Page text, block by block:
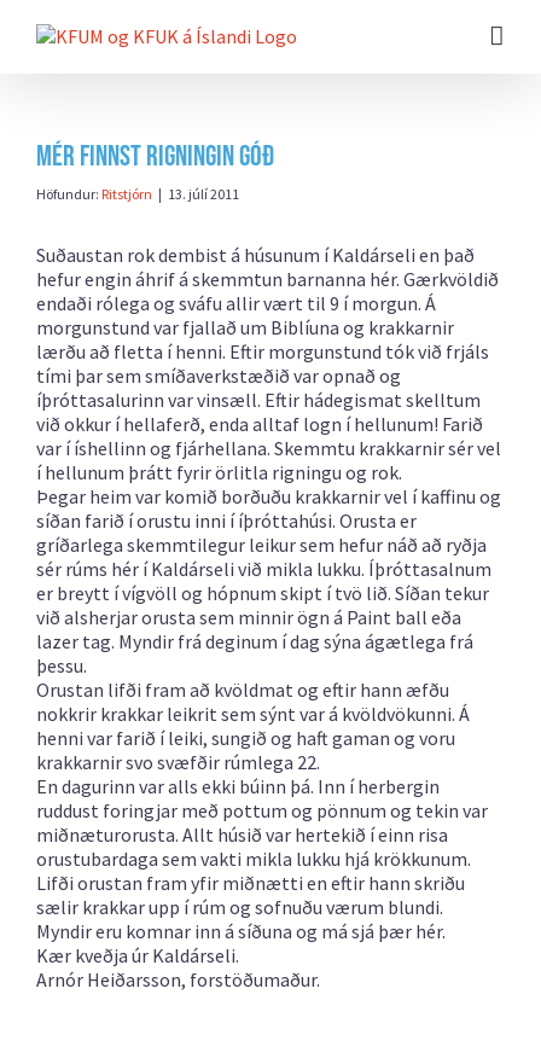
beint
Mér finnst rigningin góð
Höfundur: Ritstjórn | 13. júlí 2011
Suðaustan rok dembist á húsunum í Kaldárseli en það
hefur engin áhrif á skemmtun barnanna hér. Gærkvöldið
endaði rólega og sváfu allir vært til 9 í morgun. Á
morgunstund var fjallað um Biblíuna og krakkarnir
lærðu að fletta í henni. Eftir morgunstund tók við frjáls
tími þar sem smíðaverkstæðið var opnað og
íþróttasalurinn var vinsæll. Eftir hádegismat skelltum
við okkur í hellaferð, enda alltaf logn í hellunum! Farið
var í íshellinn og fjárhellana. Skemmtu krakkarnir sér vel
í hellunum þrátt fyrir örlitla rigningu og rok.
Þegar heim var komið borðuðu krakkarnir vel í kaffinu og
síðan farið í orustu inni í íþróttahúsi. Orusta er
gríðarlega skemmtilegur leikur sem hefur náð að ryðja
sér rúms hér í Kaldárseli við mikla lukku. Íþróttasalnum
er breytt í vígvöll og hópnum skipt í tvö lið. Síðan tekur
við alsherjar orusta sem minnir ögn á Paint ball eða
lazer tag. Myndir frá deginum í dag sýna ágætlega frá
þessu.
Orustan lifði fram að kvöldmat og eftir hann æfðu
nokkrir krakkar leikrit sem sýnt var á kvöldvökunni. Á
henni var farið í leiki, sungið og haft gaman og voru
krakkarnir svo svæfðir rúmlega 22.
En dagurinn var alls ekki búinn þá. Inn í herbergin
ruddust foringjar með pottum og pönnum og tekin var
miðnæturorusta. Allt húsið var hertekið í einn risa
orustubardaga sem vakti mikla lukku hjá krökkunum.
Lifði orustan fram yfir miðnætti en eftir hann skriðu
sælir krakkar upp í rúm og sofnuðu værum blundi.
Myndir eru komnar inn á síðuna og má sjá þær hér.
Kær kveðja úr Kaldárseli.
Arnór Heiðarsson, forstöðumaður.